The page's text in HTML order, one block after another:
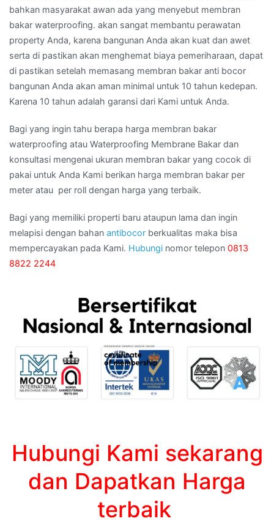
bahkan masyarakat awan ada yang menyebut membran
bakar waterproofing. akan sangat membantu perawatan
property Anda, karena bangunan Anda akan kuat dan awet
serta di pastikan akan menghemat biaya pemeriharaan, dapat
di pastikan setelah memasang membran bakar anti bocor
bangunan Anda akan aman minimal untuk 10 tahun kedepan.
Karena 10 tahun adalah garansi dari Kami untuk Anda.
Bagi yang ingin tahu berapa harga membran bakar
waterproofing atau Waterproofing Membrane Bakar dan
konsultasi mengenai ukuran membran bakar yang cocok di
pakai untuk Anda Kami berikan harga membran bakar per
meter atau per roll dengan harga yang terbaik.
Bagi yang memiliki properti baru ataupun lama dan ingin
melapisi dengan bahan antibocor berkualitas maka bisa
mempercayakan pada Kami. Hubungi nomor telepon 0813
8822 2244
Hubungi Kami sekarang
dan Dapatkan Harga
terbaik